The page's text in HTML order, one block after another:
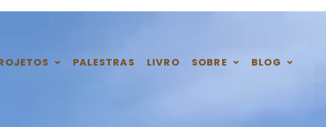
PALESTRAS LIVRO SOBRE BLOG